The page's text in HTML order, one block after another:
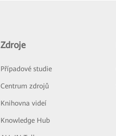
Zdroje
Případové studie
Centrum zdrojů
Knihovna videí
Knowledge Hub